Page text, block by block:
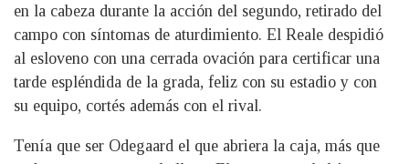
en la cabeza durante la acción del segundo, retirado del
campo con síntomas de aturdimiento. El Reale despidió
al esloveno con una cerrada ovación para certificar una
tarde espléndida de la grada, feliz con su estadio y con
su equipo, cortés además con el rival.
Tenía que ser Odegaard el que abriera la caja, más que